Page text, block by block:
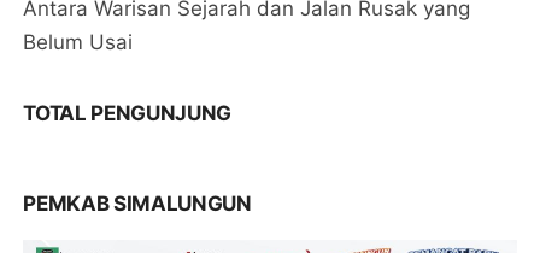
Antara Warisan Sejarah dan Jalan Rusak yang
Belum Usai
TOTAL PENGUNJUNG
PEMKAB SIMALUNGUN